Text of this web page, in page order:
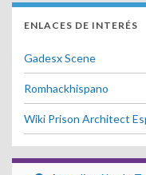
ENLACES DE INTERÉS
Gadesx Scene
Romhackhispano
Wiki Prison Architect